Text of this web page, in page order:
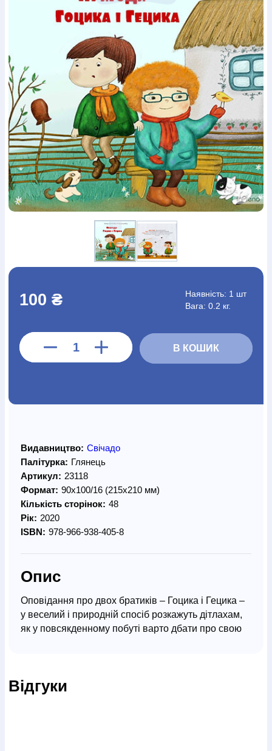
Шлюб і сім`я Юдаїзм
Супутні товари
Ручки кулькові ВідеоГалантерея
Закладки для книгФутболки БрелокиСумкиБіжутерія
Блокноти
Щоденники / щотижневикиВироби з дерева
Вироби з кераміки і глиниВироби з срібла
Картини
Навчальні мапиШкіряні виробиМагнітиМеталеві
виробиМіні-лампиНаклейкиНастільні ігри
Пакети
подарункові
ПлакатиПластмасові вироби
Хустки
Подарункові карткиРозвиваючі ігриРепринтиСвічки
ЗошитиФотокартиниЧохли на БибліїГоловні убори
КалендаріКанцелярскі товариКомп`ютерні ігри
ЛистівкиСувенирна продукціяГодинникиПазли
Книга в комплекті
За додатковою інформацією дзвоніть за номером:+38
Ми у Facebook
100 ₴ Наявність: 1 шт
Вага: 0.2 кг.
В КОШИК
Видавництво: Свічадо
Палітурка: Глянець
Артикул: 23118
Формат: 90х100/16 (215х210 мм)
Кількість сторінок: 48
Рік: 2020
ISBN: 978-966-938-405-8
Опис
Оповідання про двох братиків – Гоцика і Гецика –
у веселий і природній спосіб розкажуть дітлахам,
як у повсякденному побуті варто дбати про свою
прочитане.
Відгуки